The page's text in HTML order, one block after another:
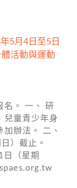
5月4日至5日
活動與運動
名。 一、 研
兒童青少年身
辦法。 二、
）截止。
日（星期